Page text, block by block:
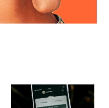
Praktiken für
die Nutzung